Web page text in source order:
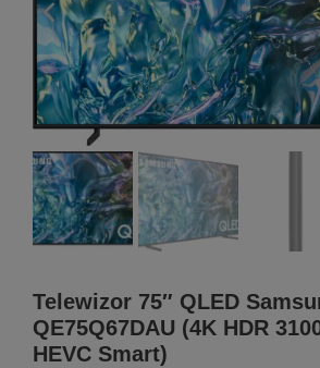
Telewizor 75″ QLED
QE75Q67DAU (4K HDR
HEVC Smart)